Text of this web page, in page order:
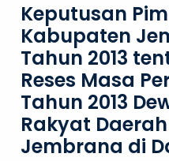
Keputusan
Kabupaten
Tahun 2013
Reses Masa
Tahun 2013
Rakyat
Jembrana di